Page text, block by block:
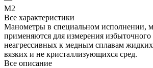
М2
Все характеристики
Манометры в специальном исполнении,
применяются для измерения избыточного
неагрессивных к медным сплавам
вязких и не кристаллизующихся сред.
Все описание